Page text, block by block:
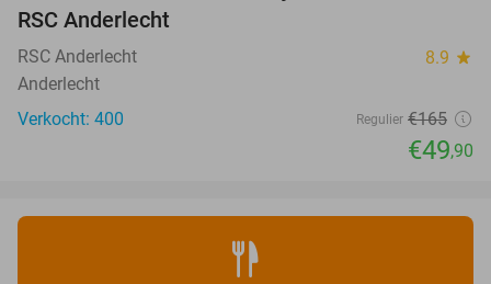
OUT
RSC Anderlecht
RSC Anderlecht 8.9 star
Anderlecht
Verkocht: 400
Regulier €165
€49,90